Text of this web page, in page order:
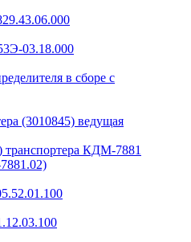
03.18.000
в сборе с
(3010845) ведущая
транспортера КДМ-7881